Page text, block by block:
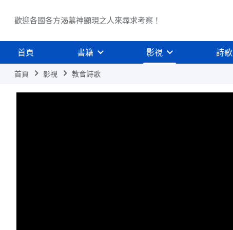
歡迎各國各方渴慕神顯現之人來尋求考察！
首頁 書籍 影視 詩歌
首頁 影視 教會詩歌